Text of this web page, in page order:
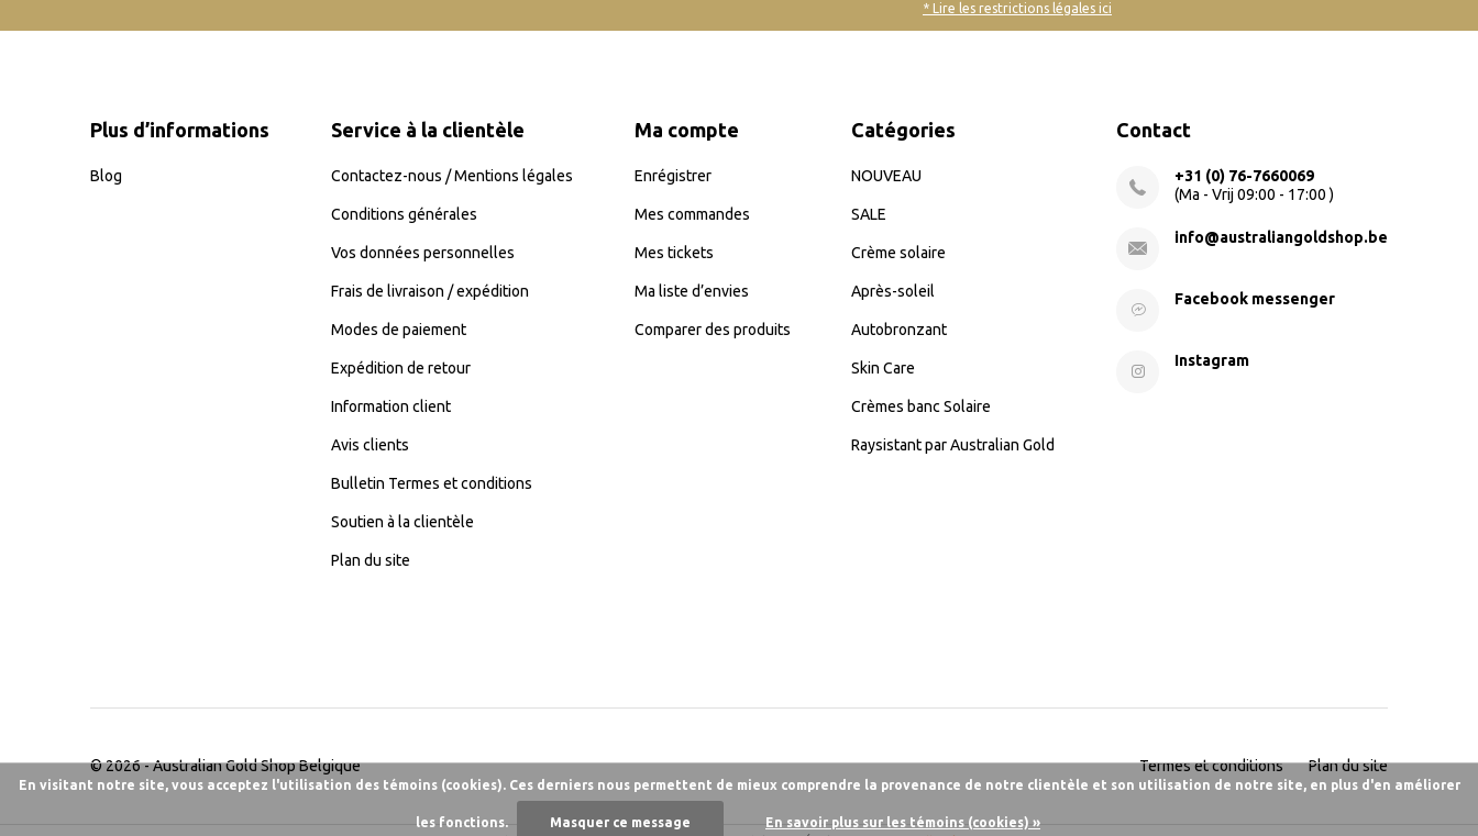
* Lire les restrictions légales ici
Plus d’informations
Blog
Service à la clientèle
Contactez-nous / Mentions légales
Conditions générales
Vos données personnelles
Frais de livraison / expédition
Modes de paiement
Expédition de retour
Information client
Avis clients
Bulletin Termes et conditions
Soutien à la clientèle
Plan du site
Ma compte
Enrégistrer
Mes commandes
Mes tickets
Ma liste d’envies
Comparer des produits
Catégories
NOUVEAU
SALE
Crème solaire
Après-soleil
Autobronzant
Skin Care
Crèmes banc Solaire
Raysistant par Australian Gold
Contact
+31 (0) 76-7660069
(Ma - Vrij 09:00 - 17:00 )
info@australiangoldshop.be
Facebook messenger
Instagram
© 2026 -Australian Gold Shop Belgique Termes et conditions Plan du site
En visitant notre site, vous acceptez l'utilisation des témoins (cookies). Ces derniers nous permettent de mieux comprendre la provenance de notre clientèle et son utilisation de notre site, en plus d'en améliorer
les fonctions. Masquer ce message En savoir plus sur les témoins (cookies) »